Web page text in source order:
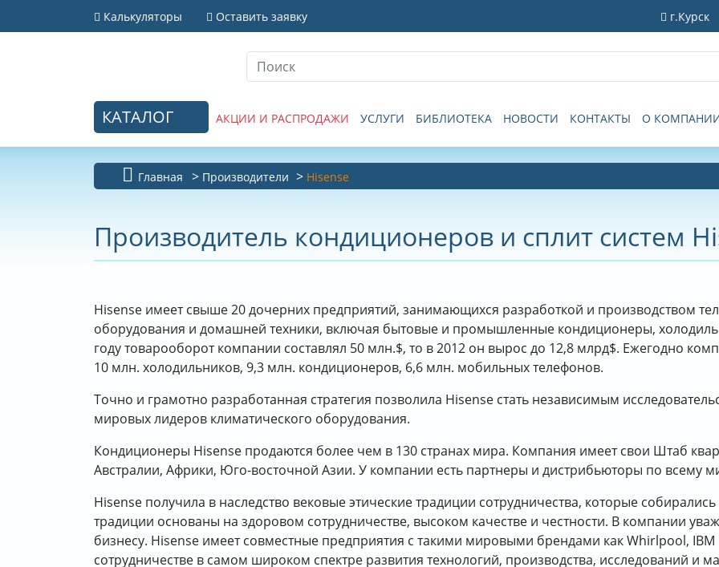
Калькуляторы Оставить заявку г.Курск
КАТАЛОГ АКЦИИ И РАСПРОДАЖИ УСЛУГИ БИБЛИОТЕКА НОВОСТИ КОНТАКТЫ О
Главная Производители Hisense
Производитель кондиционеров и сплит систем
Hisense имеет свыше 20 дочерних предприятий, занимающихся разработкой и производством
оборудования и домашней техники, включая бытовые и промышленные кондиционеры,
году товарооборот компании составлял 50 млн.$, то в 2012 он вырос до 12,8 млрд$. Ежегодно
10 млн. холодильников, 9,3 млн. кондиционеров, 6,6 млн. мобильных телефонов.
Точно и грамотно разработанная стратегия позволила Hisense стать независимым
мировых лидеров климатического оборудования.
Кондиционеры Hisense продаются более чем в 130 странах мира. Компания имеет свои Штаб
Австралии, Африки, Юго-восточной Азии. У компании есть партнеры и дистрибьюторы по всему
Hisense получила в наследство вековые этические традиции сотрудничества, которые
традиции основаны на здоровом сотрудничестве, высоком качестве и честности. В компании
бизнесу. Hisense имеет совместные предприятия с такими мировыми брендами как Whirlpool, IBM
сотрудничестве в самом широком спектре развития технологий, производства, исследований и